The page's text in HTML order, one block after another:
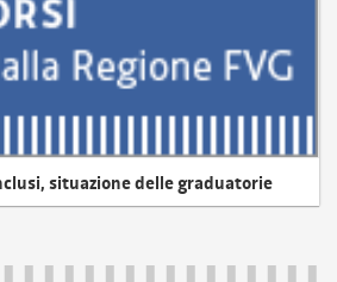
situazione delle graduatorie